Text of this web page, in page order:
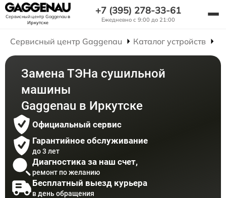
Сервисный центр Gaggenauв
Иркутске
+7 (395) 278-33-61
Ежедневно с 9:00 до 21:00
Сервисный центр Gaggenau Каталог устройств
Замена ТЭНа сушильной
машины
Gaggenau в Иркутске
Официальный сервис
Гарантийное обслуживание
до 3 лет
Диагностика за наш счет,
ремонт по желанию
Бесплатный выезд курьера
в день обращения